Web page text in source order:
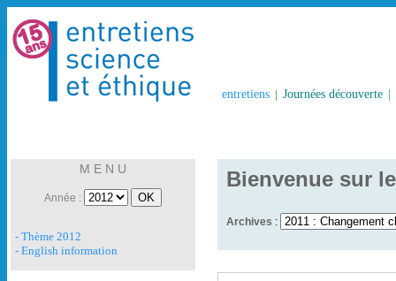
entretiens | Journées découverte
M E N U
Année :
- Thème 2012
- English information
Bienvenue sur
Archives :